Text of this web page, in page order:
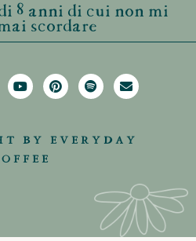
8 anni di cui non mi
scordare
BY EVERYDAY